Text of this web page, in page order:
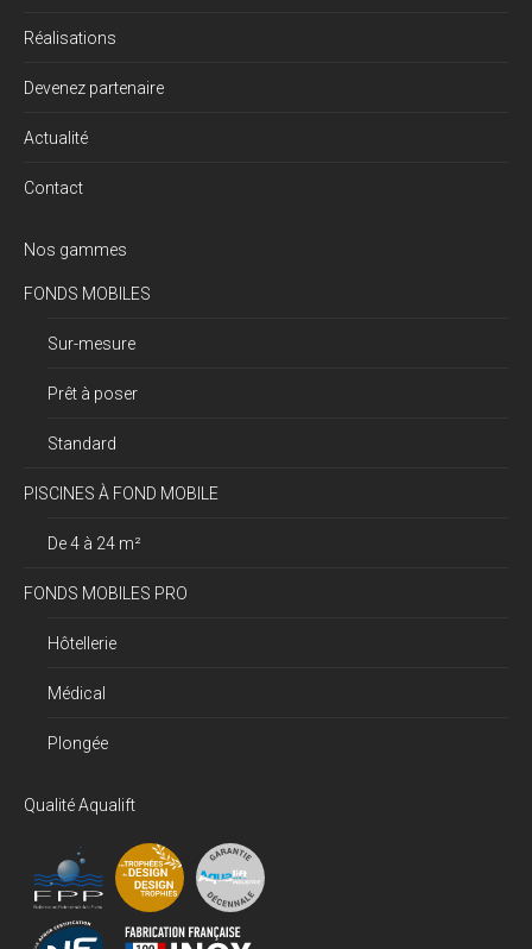
Réalisations
Devenez partenaire
Actualité
Contact
Nos gammes
FONDS MOBILES
Sur-mesure
Prêt à poser
Standard
PISCINES À FOND MOBILE
De 4 à 24 m²
FONDS MOBILES PRO
Hôtellerie
Médical
Plongée
Qualité Aqualift